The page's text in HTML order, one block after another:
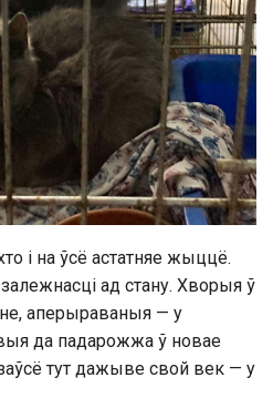
і на ўсё астатняе жыццё.
ад стану. Хворыя ў
аперыраваныя — у
да падарожжа ў новае
тут дажыве свой век — у